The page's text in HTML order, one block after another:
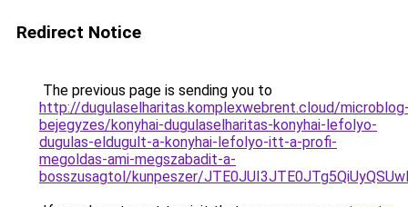
Redirect Notice
The previous page is sending you to
http://dugulaselharitas.komplexwebrent.cloud/
bejegyzes/konyhai-dugulaselharitas-konyhai-lefolyo-
dugulas-eldugult-a-konyhai-lefolyo-itt-a-profi-
megoldas-ami-megszabadit-a-
bosszusagtol/kunpeszer/